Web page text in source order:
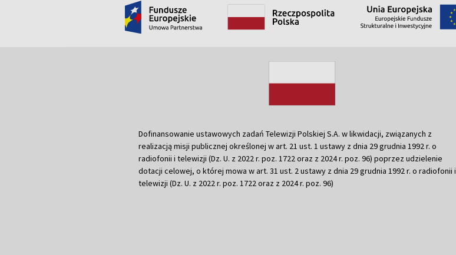
Dofinansowanie ustawowych zadań Telewizji Polskiej S.A. w likwidacji, związanych z
realizacją misji publicznej określonej w art. 21 ust. 1 ustawy z dnia 29 grudnia 1992 r. o
radiofonii i telewizji (Dz. U. z 2022 r. poz. 1722 oraz z 2024 r. poz. 96) poprzez udzielenie
dotacji celowej, o której mowa w art. 31 ust. 2 ustawy z dnia 29 grudnia 1992 r. o radiofonii i
telewizji (Dz. U. z 2022 r. poz. 1722 oraz z 2024 r. poz. 96)